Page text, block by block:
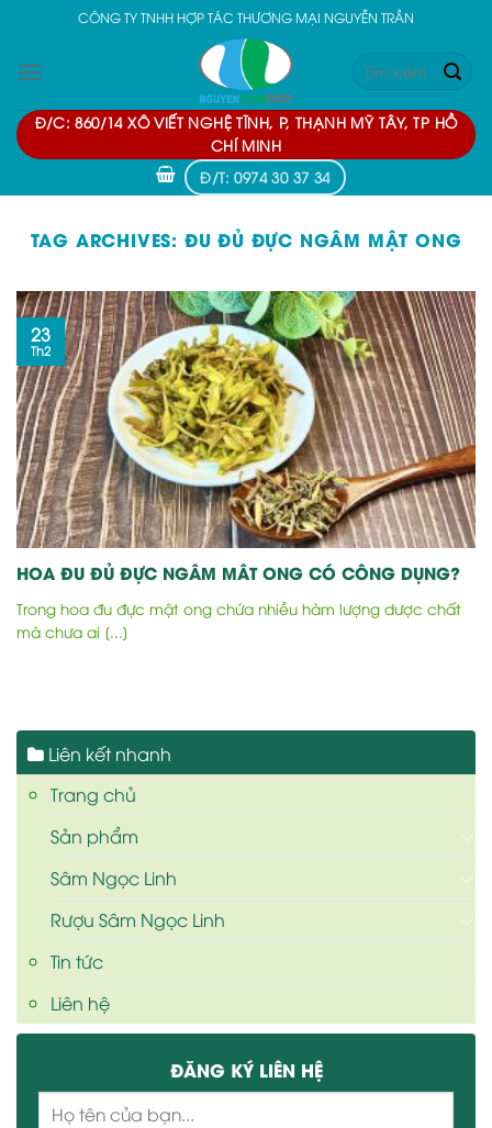
content
CÔNG TY TNHH HỢP TÁC THƯƠNG MẠI NGUYỄN TRẦN
Tìm
kiếm:
Đ/C: 860/14 XÔ VIẾT NGHỆ TĨNH, P, THẠNH MỸ TÂY, TP HỒ
CHÍ MINH
Đ/T: 0974 30 37 34
TAG ARCHIVES: ĐU ĐỦ ĐỰC NGÂM MẬT ONG
HOA ĐU ĐỦ ĐỰC NGÂM MÂT ONG CÓ CÔNG DỤNG?
Trong hoa đu đực mật ong chứa nhiều hàm lượng dược chất
mà chưa ai [...]
23
Th2
Liên kết nhanh
Trang chủ
Sản phẩm
Sâm Ngọc Linh
Rượu Sâm Ngọc Linh
Tin tức
Liên hệ
ĐĂNG KÝ LIÊN HỆ